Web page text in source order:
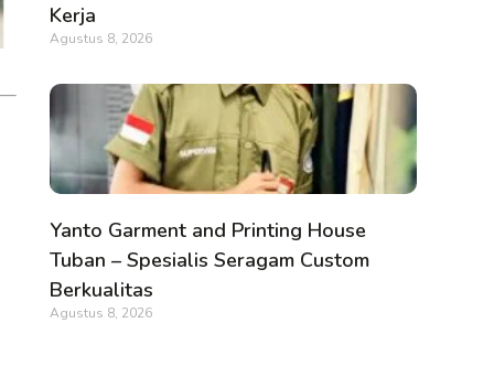
Kerja
Agustus 8, 2026
Yanto Garment and Printing House
Tuban – Spesialis Seragam Custom
Berkualitas
Agustus 8, 2026